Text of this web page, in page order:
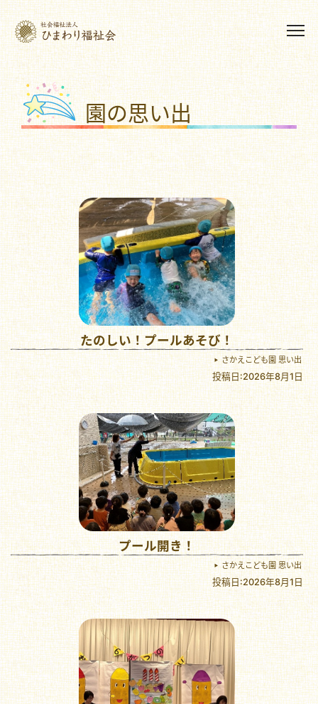
園の思い出
たのしい！プールあそび！
さかえこども園 思い出
投稿日:2026年8月1日
プール開き！
さかえこども園 思い出
投稿日:2026年8月1日